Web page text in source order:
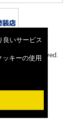
良いサービス
キーの使用
Rights Reserved.